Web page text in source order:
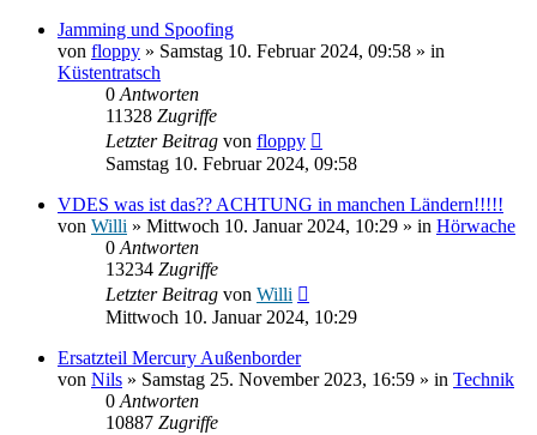
Jamming und Spoofing
von floppy » Samstag 10. Februar 2024, 09:58 » in
Küstentratsch
0 Antworten
11328 Zugriffe
Letzter Beitrag von floppy
Samstag 10. Februar 2024, 09:58
VDES was ist das?? ACHTUNG in manchen Ländern!!!!!
von Willi » Mittwoch 10. Januar 2024, 10:29 » in Hörwache
0 Antworten
13234 Zugriffe
Letzter Beitrag von Willi
Mittwoch 10. Januar 2024, 10:29
Ersatzteil Mercury Außenborder
von Nils » Samstag 25. November 2023, 16:59 » in Technik
0 Antworten
10887 Zugriffe